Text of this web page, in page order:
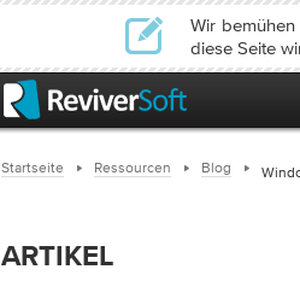
Wir
diese Seite
Startseite Ressourcen Blog
ARTIKEL